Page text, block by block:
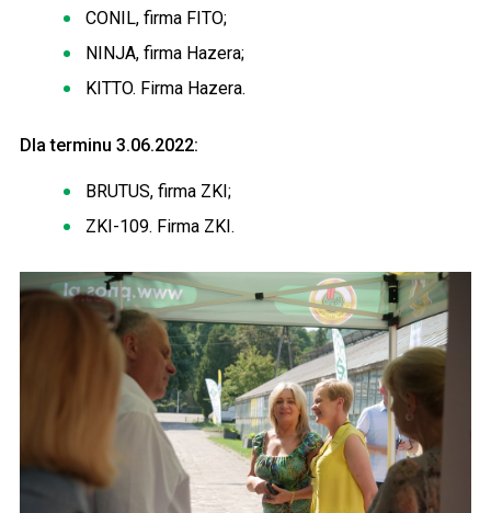
CONIL, firma FITO;
NINJA, firma Hazera;
KITTO. Firma Hazera.
Dla terminu 3.06.2022:
BRUTUS, firma ZKI;
ZKI-109. Firma ZKI.